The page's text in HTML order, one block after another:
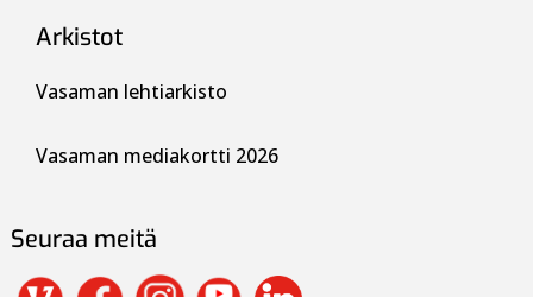
Arkistot
Vasaman lehtiarkisto
Vasaman mediakortti 2026
Seuraa meitä